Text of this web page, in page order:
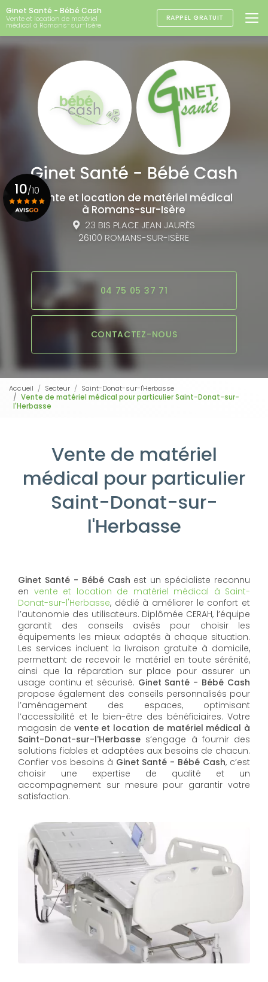
Aller
au
contenu
principal
Ginet Santé - Bébé Cash
Vente et location de matériel
médical à Romans-sur-Isère
RAPPEL GRATUIT
Vente et location de matériel médical
à Romans-sur-Isère
23 BIS PLACE JEAN JAURÈS
26100 ROMANS-SUR-ISÈRE
04 75 05 37 71
CONTACTEZ-NOUS
10/10
Accueil Secteur
Saint-Donat-sur-l'Herbasse
Vente de matériel médical pour particulier Saint-Donat-sur-
l'Herbasse
Vente de matériel
médical pour particulier
Saint-Donat-sur-
l'Herbasse
Ginet Santé - Bébé Cash est un spécialiste reconnu
en vente et location de matériel médical à Saint-
Donat-sur-l'Herbasse, dédié à améliorer le confort et
l’autonomie des utilisateurs. Diplômée CERAH, l’équipe
garantit des conseils avisés pour choisir les
équipements les mieux adaptés à chaque situation.
Les services incluent la livraison gratuite à domicile,
permettant de recevoir le matériel en toute sérénité,
ainsi que la réparation sur place pour assurer un
usage continu et sécurisé. Ginet Santé - Bébé Cash
propose également des conseils personnalisés pour
l’aménagement des espaces, optimisant
l’accessibilité et le bien-être des bénéficiaires. Votre
magasin de vente et location de matériel médical à
Saint-Donat-sur-l'Herbasse s’engage à fournir des
solutions fiables et adaptées aux besoins de chacun.
Confier vos besoins à Ginet Santé - Bébé Cash, c’est
choisir une expertise de qualité et un
accompagnement sur mesure pour garantir votre
satisfaction.